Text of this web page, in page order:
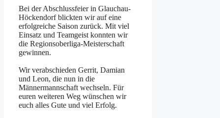
Bei der Abschlussfeier in Glauchau-
Höckendorf blickten wir auf eine
erfolgreiche Saison zurück. Mit viel
Einsatz und Teamgeist konnten wir
die Regionsoberliga-Meisterschaft
gewinnen.
Wir verabschieden Gerrit, Damian
und Leon, die nun in die
Männermannschaft wechseln. Für
euren weiteren Weg wünschen wir
euch alles Gute und viel Erfolg.